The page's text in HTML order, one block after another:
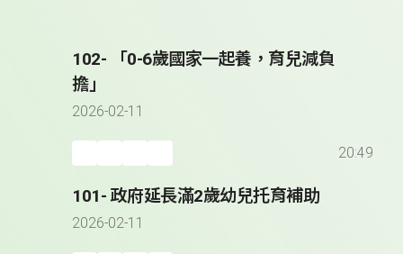
102- 「0-6歲國家一起養，育兒減負
擔」
2026-02-11
20:49
101- 政府延長滿2歲幼兒托育補助
2026-02-11